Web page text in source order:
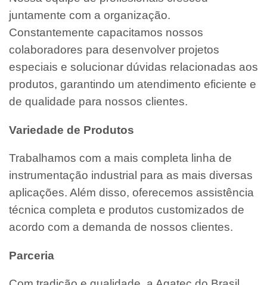
juntamente com a organização.
Constantemente capacitamos nossos
colaboradores para desenvolver projetos
especiais e solucionar dúvidas relacionadas aos
produtos, garantindo um atendimento eficiente e
de qualidade para nossos clientes.
Variedade de Produtos
Trabalhamos com a mais completa linha de
instrumentação industrial para as mais diversas
aplicações. Além disso, oferecemos assistência
técnica completa e produtos customizados de
acordo com a demanda de nossos clientes.
Parceria